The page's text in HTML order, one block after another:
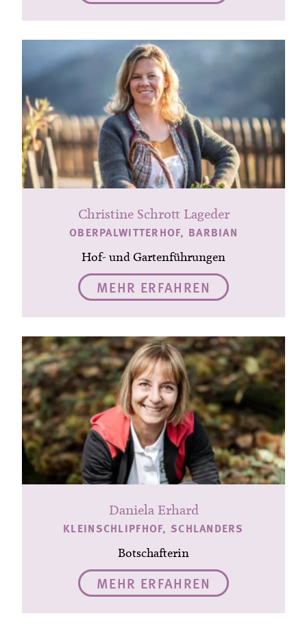
Christine Schrott Lageder
OBERPALWITTERHOF, BARBIAN
Hof- und Gartenführungen
MEHR ERFAHREN
Daniela Erhard
KLEINSCHLIPFHOF, SCHLANDERS
Botschafterin
MEHR ERFAHREN